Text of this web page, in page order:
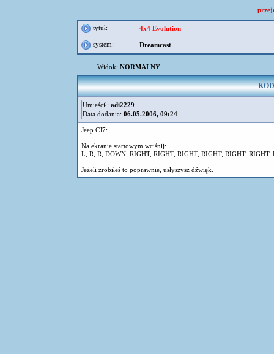
tytuł: 4x4 Evolution
system: Dreamcast
Widok: NORMALNY
Umieścił: adi2229
Data dodania: 06.05.2006, 09:24
Jeep CJ7:
Na ekranie startowym wciśnij:
L, R, R, DOWN, RIGHT, RIGHT, RIGHT, RIGHT, RIGHT,
Jeżeli zrobiłeś to poprawnie, usłyszysz dźwięk.